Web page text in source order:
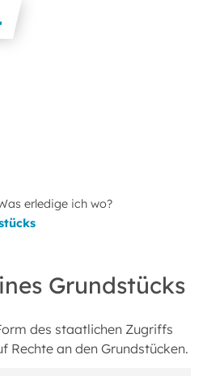
erledige ich wo?
Grundstücks
des staatlichen Zugriffs
Rechte an den Grundstücken.